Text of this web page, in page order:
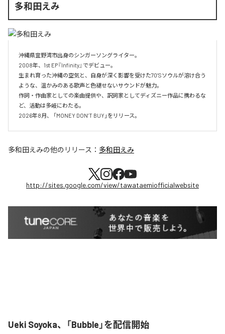
多和田えみ
沖縄県宜野湾市出身のシンガーソングライター。
2008年、1st EP『Infinity』でデビュー。
生まれ育った沖縄の空気と、自身が深く影響を受けた70’Sソウルが溶け合う
ような、温かみのある歌声と色褪せないサウンドが魅力。
作詞・作曲家としての楽曲提供や、訳詞家としてディズニー作品に携わるな
ど、活動は多岐にわたる。
2026年8月、 「MONEY DON’T BUY」をリリース。
多和田えみの他のリリース： 多和田えみ
http://sites.google.com/view/tawataemiofficialwebsite
Ueki Soyoka、「Bubble」を配信開始